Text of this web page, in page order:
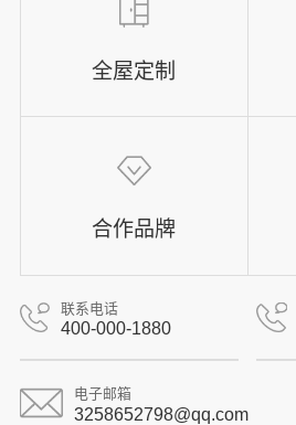
全屋定制
合作品牌
联系电话
400-000-1880
电子邮箱
3258652798@qq.com